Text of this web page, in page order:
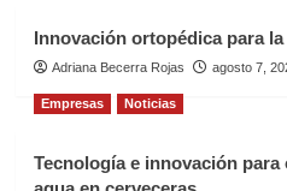
Innovación ortopédica para
Adriana Becerra Rojas agosto 7,
Empresas Noticias
Tecnología e innovación